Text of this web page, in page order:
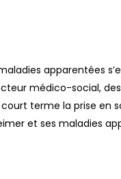
apparentées
médico-social,
terme la prise en
et ses maladies